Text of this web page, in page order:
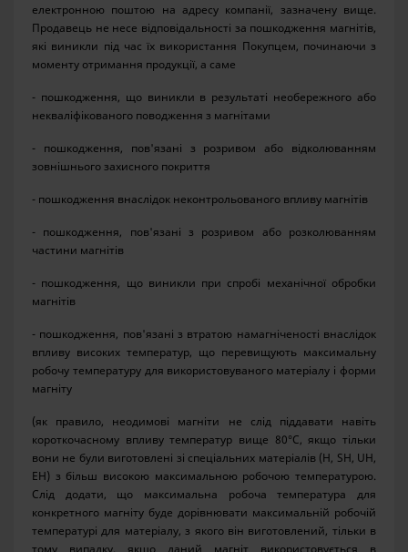
електронною поштою на адресу компанії, зазначену вище.
Продавець не несе відповідальності за пошкодження магнітів,
які виникли під час їх використання Покупцем, починаючи з
моменту отримання продукції, а саме
- пошкодження, що виникли в результаті необережного або
некваліфікованого поводження з магнітами
- пошкодження, пов'язані з розривом або відколюванням
зовнішнього захисного покриття
- пошкодження внаслідок неконтрольованого впливу магнітів
- пошкодження, пов'язані з розривом або розколюванням
частини магнітів
- пошкодження, що виникли при спробі механічної обробки
магнітів
- пошкодження, пов'язані з втратою намагніченості внаслідок
впливу високих температур, що перевищують максимальну
робочу температуру для використовуваного матеріалу і форми
магніту
(як правило, неодимові магніти не слід піддавати навіть
короткочасному впливу температур вище 80°C, якщо тільки
вони не були виготовлені зі спеціальних матеріалів (H, SH, UH,
EH) з більш високою максимальною робочою температурою.
Слід додати, що максимальна робоча температура для
конкретного магніту буде дорівнювати максимальній робочій
температурі для матеріалу, з якого він виготовлений, тільки в
тому випадку, якщо даний магніт використовується в